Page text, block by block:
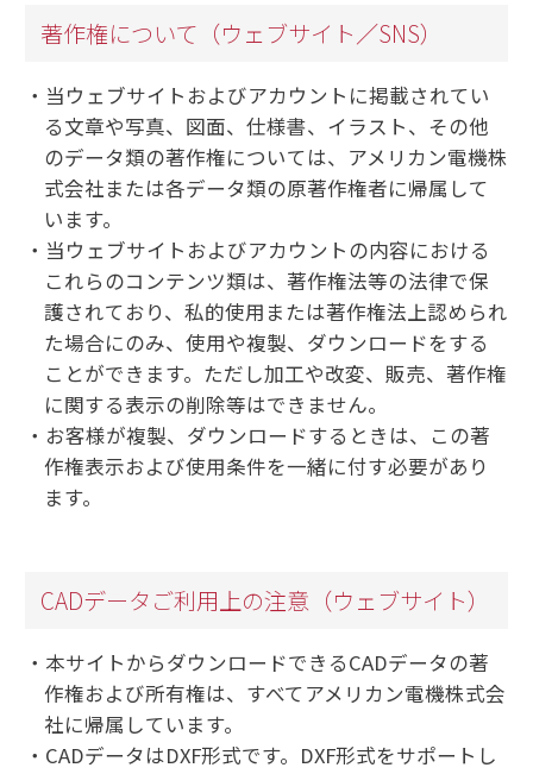
著作権について（ウェブサイト／SNS）
当ウェブサイトおよびアカウントに掲載されてい
る文章や写真、図面、仕様書、イラスト、その他
のデータ類の著作権については、アメリカン電機株
式会社または各データ類の原著作権者に帰属して
います。
当ウェブサイトおよびアカウントの内容における
これらのコンテンツ類は、著作権法等の法律で保
護されており、私的使用または著作権法上認められ
た場合にのみ、使用や複製、ダウンロードをする
ことができます。ただし加工や改変、販売、著作権
に関する表示の削除等はできません。
お客様が複製、ダウンロードするときは、この著
作権表示および使用条件を一緒に付す必要があり
ます。
CADデータご利用上の注意（ウェブサイト）
本サイトからダウンロードできるCADデータの著
作権および所有権は、すべてアメリカン電機株式会
社に帰属しています。
CADデータはDXF形式です。DXF形式をサポートし